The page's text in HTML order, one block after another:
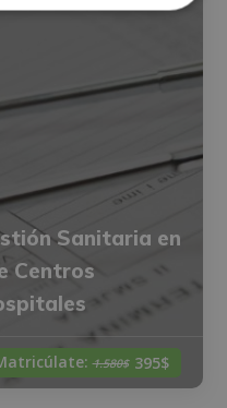
Sanitaria en
Centros
1.580$ 395$